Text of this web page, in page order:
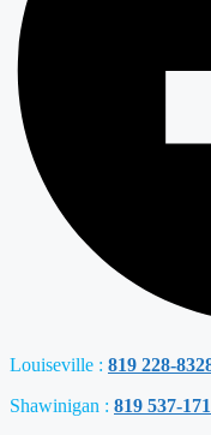
Louiseville : 819 228-
Shawinigan : 819 537-